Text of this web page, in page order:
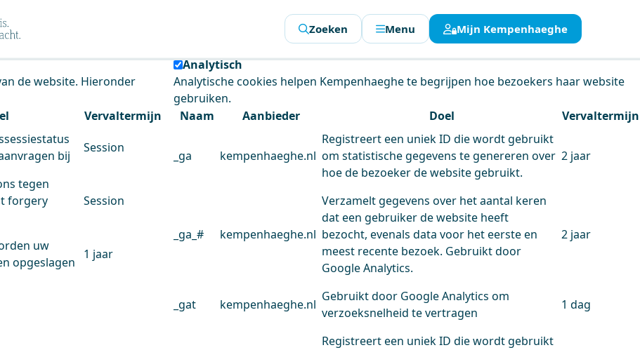
de website te analyseren en het gebruiksgemak te verbeteren.
de website. Hieronder
Vervaltermijn
bij
Session
tegen
forgery
Session
uw
opgeslagen
1 jaar
Analytisch
Analytische cookies helpen Kempenhaeghe te begrijpen hoe bezoekers haar website
gebruiken.
Naam
Aanbieder Doel Vervaltermijn
_ga kempenhaeghe.nl
Registreert een uniek ID die wordt gebruikt
om statistische gegevens te genereren over
hoe de bezoeker de website gebruikt.
2 jaar
_ga_# kempenhaeghe.nl
Verzamelt gegevens over het aantal keren
dat een gebruiker de website heeft
bezocht, evenals data voor het eerste en
meest recente bezoek. Gebruikt door
Google Analytics.
2 jaar
_gat kempenhaeghe.nl
Gebruikt door Google Analytics om
verzoeksnelheid te vertragen
1 dag
Registreert een uniek ID die wordt gebruikt
Zoeken Menu Mijn Kempenhaeghe